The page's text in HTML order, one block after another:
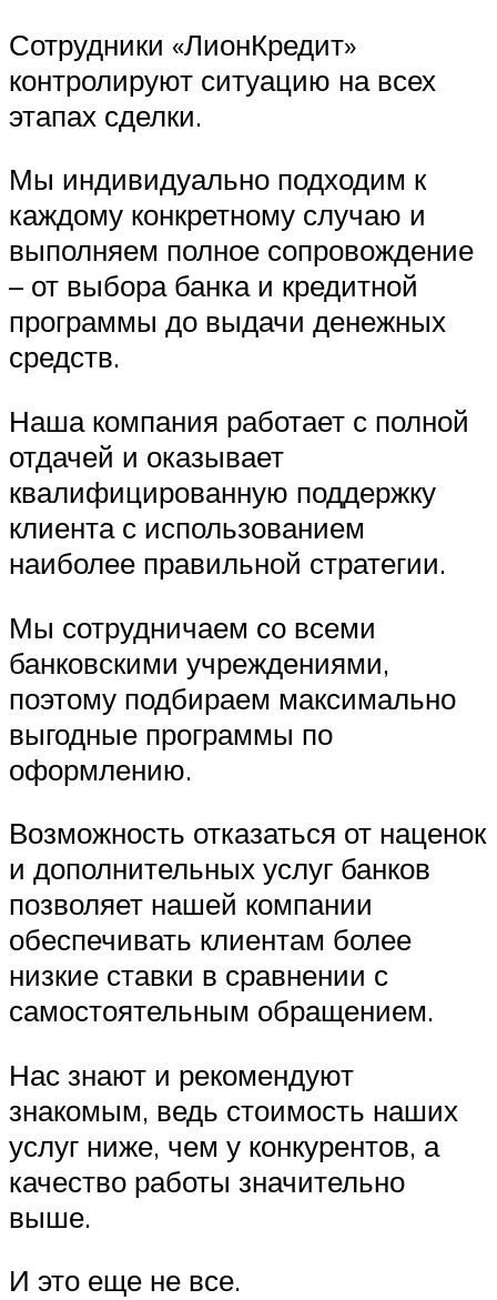
Сотрудники «ЛионКредит»
контролируют ситуацию на всех
этапах сделки.
Мы индивидуально подходим к
каждому конкретному случаю и
выполняем полное сопровождение
– от выбора банка и кредитной
программы до выдачи денежных
средств.
Наша компания работает с полной
отдачей и оказывает
квалифицированную поддержку
клиента с использованием
наиболее правильной стратегии.
Мы сотрудничаем со всеми
банковскими учреждениями,
поэтому подбираем максимально
выгодные программы по
оформлению.
Возможность отказаться от наценок
и дополнительных услуг банков
позволяет нашей компании
обеспечивать клиентам более
низкие ставки в сравнении с
самостоятельным обращением.
Нас знают и рекомендуют
знакомым, ведь стоимость наших
услуг ниже, чем у конкурентов, а
качество работы значительно
выше.
И это еще не все.